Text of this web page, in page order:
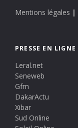
Mentions légales |
PRESSE EN LIGNE
Leral.net
Seneweb
Gfm
DakarActu
Xibar
Sud Online